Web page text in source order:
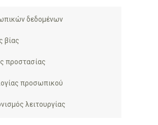
δεδομένων
βίας
προστασίας
προσωπικού
λειτουργίας